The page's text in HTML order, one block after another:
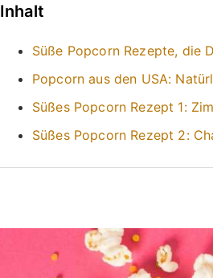
Inhalt
Süße Popcorn Rezepte, die
Popcorn aus den USA:
Süßes Popcorn Rezept 1:
Süßes Popcorn Rezept 2: